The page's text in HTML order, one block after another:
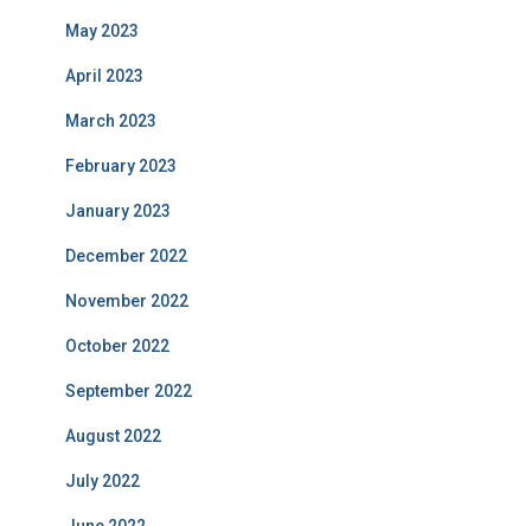
May 2023
April 2023
March 2023
February 2023
January 2023
December 2022
November 2022
October 2022
September 2022
August 2022
July 2022